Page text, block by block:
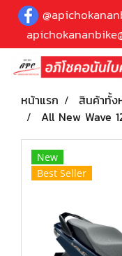
หน้าแรก สินค้าทั้ง
All New Wave
New
Best Seller